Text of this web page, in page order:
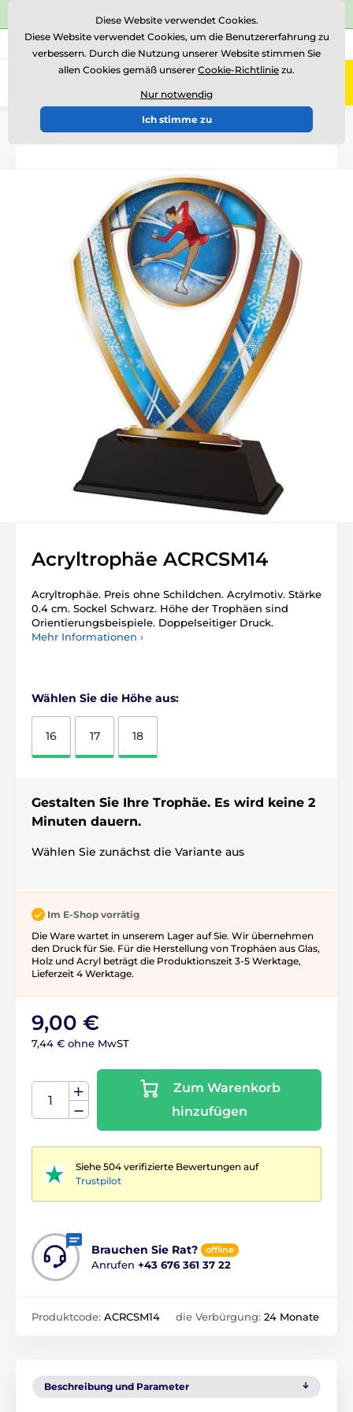
⭐Siehe 504 verifizierte Bewertungen auf
Rufen Sie uns an (Mo-Fr 15-18) +43 676 361 37 22
0
Einführung Acryltrophäen
Acryltrophäe ACRCSM14
Acryltrophäe. Preis ohne Schildchen. Acrylmotiv. Stärke
0.4 cm. Sockel Schwarz. Höhe der Trophäen sind
Orientierungsbeispiele. Doppelseitiger Druck.
Mehr Informationen ›
Wählen Sie die Höhe aus:
16 17 18
Gestalten Sie Ihre Trophäe. Es wird keine 2
Minuten dauern.
Wählen Sie zunächst die Variante aus
Im E-Shop vorrätig
Die Ware wartet in unserem Lager auf Sie. Wir übernehmen
den Druck für Sie. Für die Herstellung von Trophäen aus Glas,
Holz und Acryl beträgt die Produktionszeit 3-5 ​​Werktage,
Lieferzeit 4 Werktage.
9,00 €
7,44 € ohne MwST
Zum Warenkorb
hinzufügen
Siehe 504 verifizierte Bewertungen auf
Trustpilot
Brauchen Sie Rat? offline
Anrufen +43 676 361 37 22
Produktcode: ACRCSM14 die Verbürgung: 24 Monate
Beschreibung und Parameter
Diese Website verwendet Cookies.
Diese Website verwendet Cookies, um die Benutzererfahrung zu
verbessern. Durch die Nutzung unserer Website stimmen Sie
allen Cookies gemäß unserer Cookie-Richtlinie zu.
Nur notwendig
Ich stimme zu